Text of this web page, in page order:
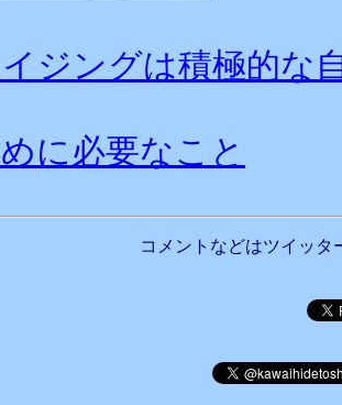
ジングは積極的な
に必要なこと
コメントなどはツイッタ